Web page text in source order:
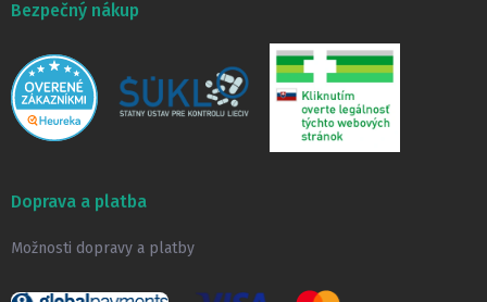
Bezpečný nákup
Doprava a platba
Možnosti dopravy a platby